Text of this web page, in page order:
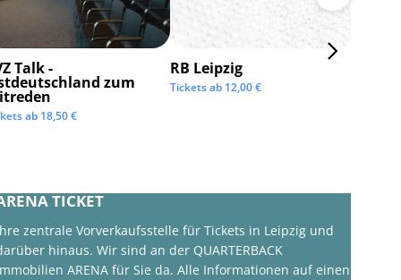
Talk -
zum
ab 18,50€
RB Leipzig
Tickets ab 12,00€
TICKET
zentrale Vorverkaufsstelle für Tickets in Leipzig und
hinaus. Wir sind an der QUARTERBACK
ARENA für Sie da. Alle Informationen auf einen